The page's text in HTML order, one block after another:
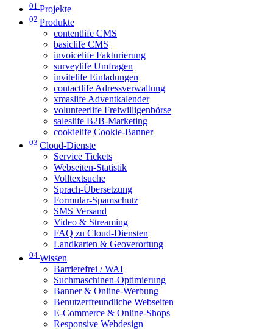
01 Projekte
02 Produkte
contentlife CMS
basiclife CMS
invoicelife Fakturierung
surveylife Umfragen
invitelife Einladungen
contactlife Adressverwaltung
xmaslife Adventkalender
volunteerlife Freiwilligenbörse
saleslife B2B-Marketing
cookielife Cookie-Banner
03 Cloud-Dienste
Service Tickets
Webseiten-Statistik
Volltextsuche
Sprach-Übersetzung
Formular-Spamschutz
SMS Versand
Video & Streaming
FAQ zu Cloud-Diensten
Landkarten & Geoverortung
04 Wissen
Barrierefrei / WAI
Suchmaschinen-Optimierung
Banner & Online-Werbung
Benutzerfreundliche Webseiten
E-Commerce & Online-Shops
Responsive Webdesign